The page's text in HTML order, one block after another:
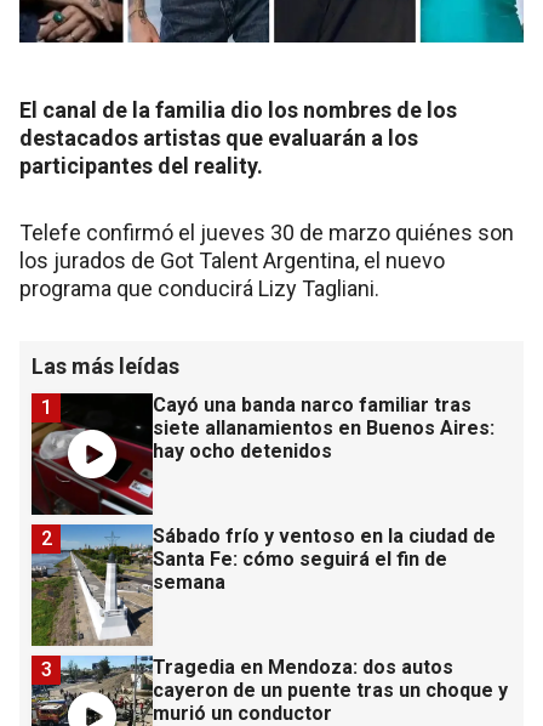
El canal de la familia dio los nombres de los
destacados artistas que evaluarán a los
participantes del reality.
Telefe confirmó el jueves 30 de marzo quiénes son
los jurados de Got Talent Argentina, el nuevo
programa que conducirá Lizy Tagliani.
Las más leídas
Cayó una banda narco familiar tras
siete allanamientos en Buenos Aires:
hay ocho detenidos
1
Sábado frío y ventoso en la ciudad de
Santa Fe: cómo seguirá el fin de
semana
2
Tragedia en Mendoza: dos autos
cayeron de un puente tras un choque y
murió un conductor
3